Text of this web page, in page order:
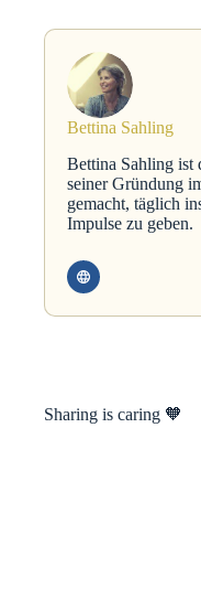
Sharing is caring 🧡
Bettina Sahling
Bettina Sahling ist
seiner Gründung
gemacht, täglich
Impulse zu geben.